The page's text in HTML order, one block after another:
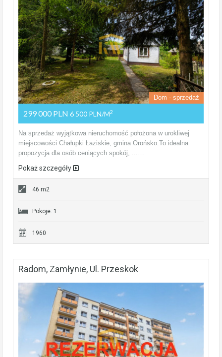
Dom - sprzedaż
299 000 PLN 6 500 PLN/m2
Na sprzedaż wyjątkowa nieruchomość położona w urokliwej
miejscowości Chałupki Łaziskie, gmina Orońsko.To idealna
propozycja dla osób ceniących spokój, ...…
Pokaż szczegóły
46 m2
Pokoje: 1
1960
Radom, Zamłynie, Ul. Przeskok